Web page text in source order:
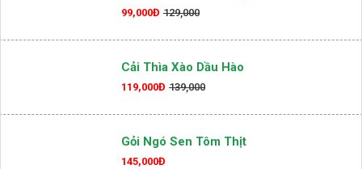
99,000Đ 129,000
Cải Thìa Xào Dầu Hào
119,000Đ 139,000
Gỏi Ngó Sen Tôm Thịt
145,000Đ